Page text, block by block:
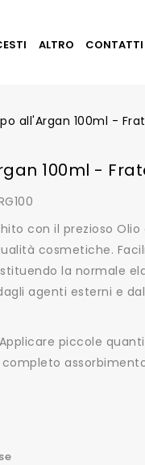
ALTRO CONTATTI
all'Argan 100ml -
100ml -
con il prezioso Olio
cosmetiche.
la normale
agenti esterni e
Applicare piccole